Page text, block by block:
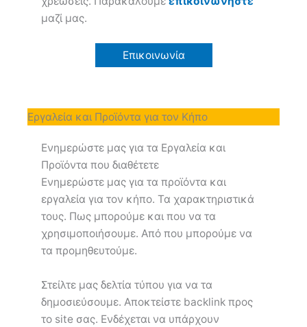
μαζί μας.
Επικοινωνία
Εργαλεία και Προϊόντα για τον Κήπο
Ενημερώστε μας για τα Εργαλεία και
Προϊόντα που διαθέτετε
Ενημερώστε μας για τα προϊόντα και
εργαλεία για τον κήπο. Τα χαρακτηριστικά
τους. Πως μπορούμε και που να τα
χρησιμοποιήσουμε. Από που μπορούμε να
τα προμηθευτούμε.
Στείλτε μας δελτία τύπου για να τα
δημοσιεύσουμε. Αποκτείστε backlink προς
το site σας. Ενδέχεται να υπάρχουν